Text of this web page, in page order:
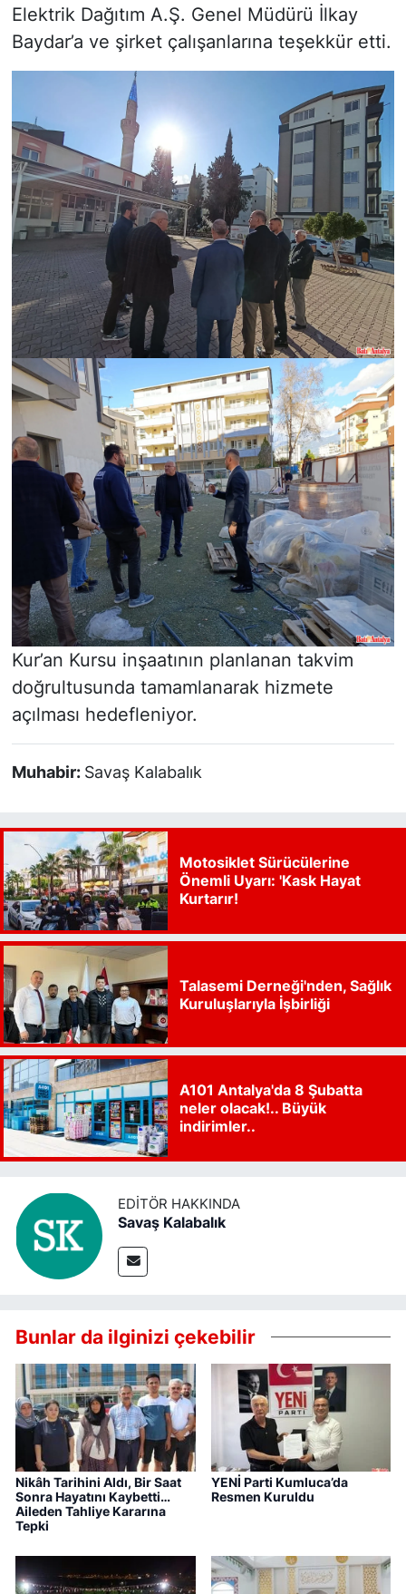
Elektrik Dağıtım A.Ş. Genel Müdürü İlkay
Baydar’a ve şirket çalışanlarına teşekkür etti.
Kur’an Kursu inşaatının planlanan takvim
doğrultusunda tamamlanarak hizmete
açılması hedefleniyor.
Muhabir: Savaş Kalabalık
Motosiklet Sürücülerine
Önemli Uyarı: 'Kask Hayat
Kurtarır!
Talasemi Derneği'nden, Sağlık
Kuruluşlarıyla İşbirliği
A101 Antalya'da 8 Şubatta
neler olacak!.. Büyük
indirimler..
EDITÖR HAKKINDA
Savaş Kalabalık
Bunlar da ilginizi çekebilir
Nikâh Tarihini Aldı, Bir Saat
Sonra Hayatını Kaybetti…
Aileden Tahliye Kararına
Tepki
YENİ Parti Kumluca’da
Resmen Kuruldu